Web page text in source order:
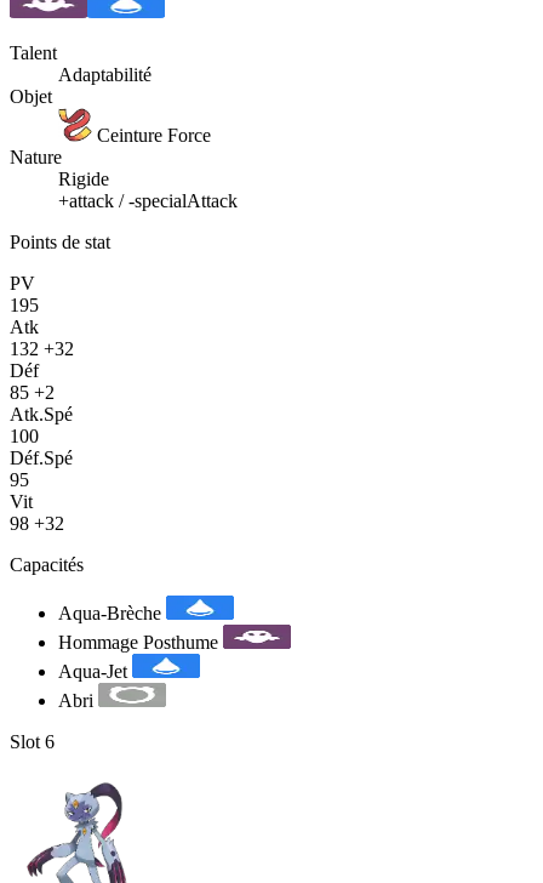
Talent
Adaptabilité
Objet
Ceinture Force
Nature
Rigide
+attack / -specialAttack
Points de stat
PV
195
Atk
132 +32
Déf
85 +2
Atk.Spé
100
Déf.Spé
95
Vit
98 +32
Capacités
Aqua-Brèche
Hommage Posthume
Aqua-Jet
Abri
Slot 6